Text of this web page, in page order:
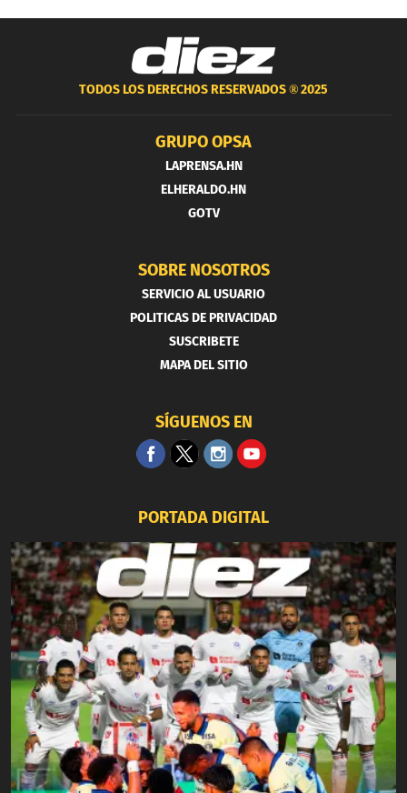
TODOS LOS DERECHOS RESERVADOS ®2025
GRUPO OPSA
LAPRENSA.HN
ELHERALDO.HN
GOTV
SOBRE NOSOTROS
SERVICIO AL USUARIO
POLITICAS DE PRIVACIDAD
SUSCRIBETE
MAPA DEL SITIO
SÍGUENOS EN
PORTADA DIGITAL